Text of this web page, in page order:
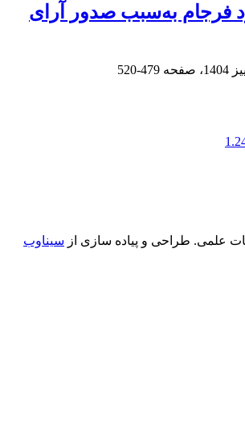
فرجام به‌سبب صدور آرای
479-520
علمی. طراحی و پیاده سازی از سیناوب